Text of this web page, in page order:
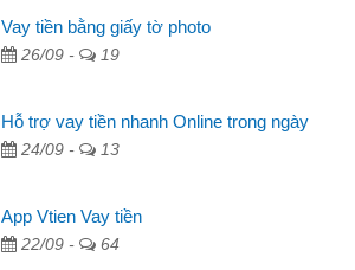
Vay tiền bằng giấy tờ photo
26/09 - 19
Hỗ trợ vay tiền nhanh Online trong ngày
24/09 - 13
App Vtien Vay tiền
22/09 - 64